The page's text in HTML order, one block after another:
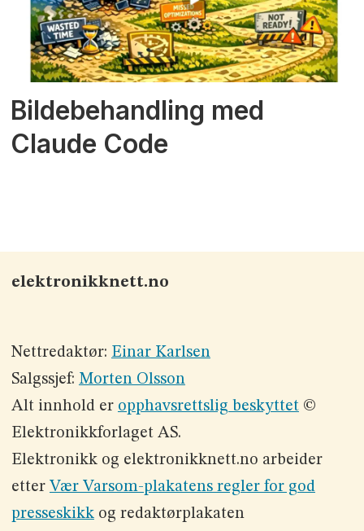
Bildebehandling med
Claude Code
elektronikknett.no
Nettredaktør: Einar Karlsen
Salgssjef: Morten Olsson
Alt innhold er opphavsrettslig beskyttet©
Elektronikkforlaget AS.
Elektronikk og elektronikknett.no arbeider
etter Vær Varsom-plakatens regler for god
presseskikkog redaktørplakaten